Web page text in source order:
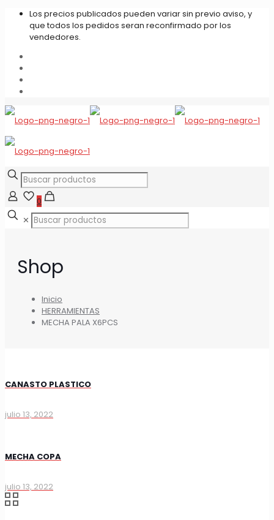
Los precios publicados pueden variar sin previo aviso, y
que todos los pedidos seran reconfirmado por los
vendedores.
0
✕
Shop
Inicio
HERRAMIENTAS
MECHA PALA X6PCS
CANASTO PLASTICO
julio 13, 2022
MECHA COPA
julio 13, 2022